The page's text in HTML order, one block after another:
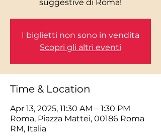
I biglietti non sono in vendita
Scopri gli altri eventi
Time & Location
Apr 13, 2025, 11:30 AM – 1:30 PM
Roma, Piazza Mattei, 00186 Roma
RM, Italia